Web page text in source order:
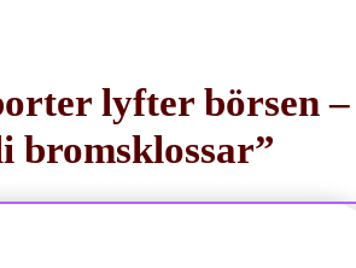
lyfter börsen
bromsklossar”
cirka